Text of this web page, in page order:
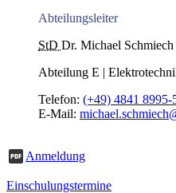
Abteilungsleiter
StD Dr. Michael Schmiech
Abteilung E |
Telefon: (+49) 4841 8995-
E-Mail:
Anmeldung
Einschulungstermine